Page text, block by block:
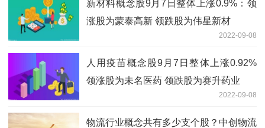
新材料概念股9月7日整体上涨0.9%：领
涨股为蒙泰高新 领跌股为伟星新材
2022-09-08
人用疫苗概念股9月7日整体上涨0.92%
领涨股为未名医药 领跌股为赛升药业
2022-09-08
物流行业概念共有多少支个股？中创物流